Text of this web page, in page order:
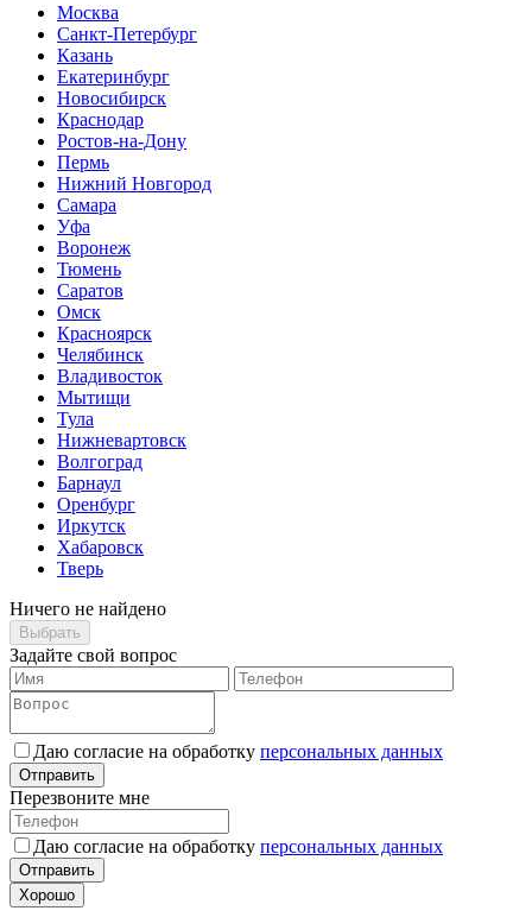
Москва
Санкт-Петербург
Казань
Екатеринбург
Новосибирск
Краснодар
Ростов-на-Дону
Пермь
Нижний Новгород
Самара
Уфа
Воронеж
Тюмень
Саратов
Омск
Красноярск
Челябинск
Владивосток
Мытищи
Тула
Нижневартовск
Волгоград
Барнаул
Оренбург
Иркутск
Хабаровск
Тверь
Ничего не найдено
Выбрать
Задайте свой вопрос
Даю согласие на обработку персональных данных
Отправить
Перезвоните мне
Даю согласие на обработку персональных данных
Отправить
Хорошо